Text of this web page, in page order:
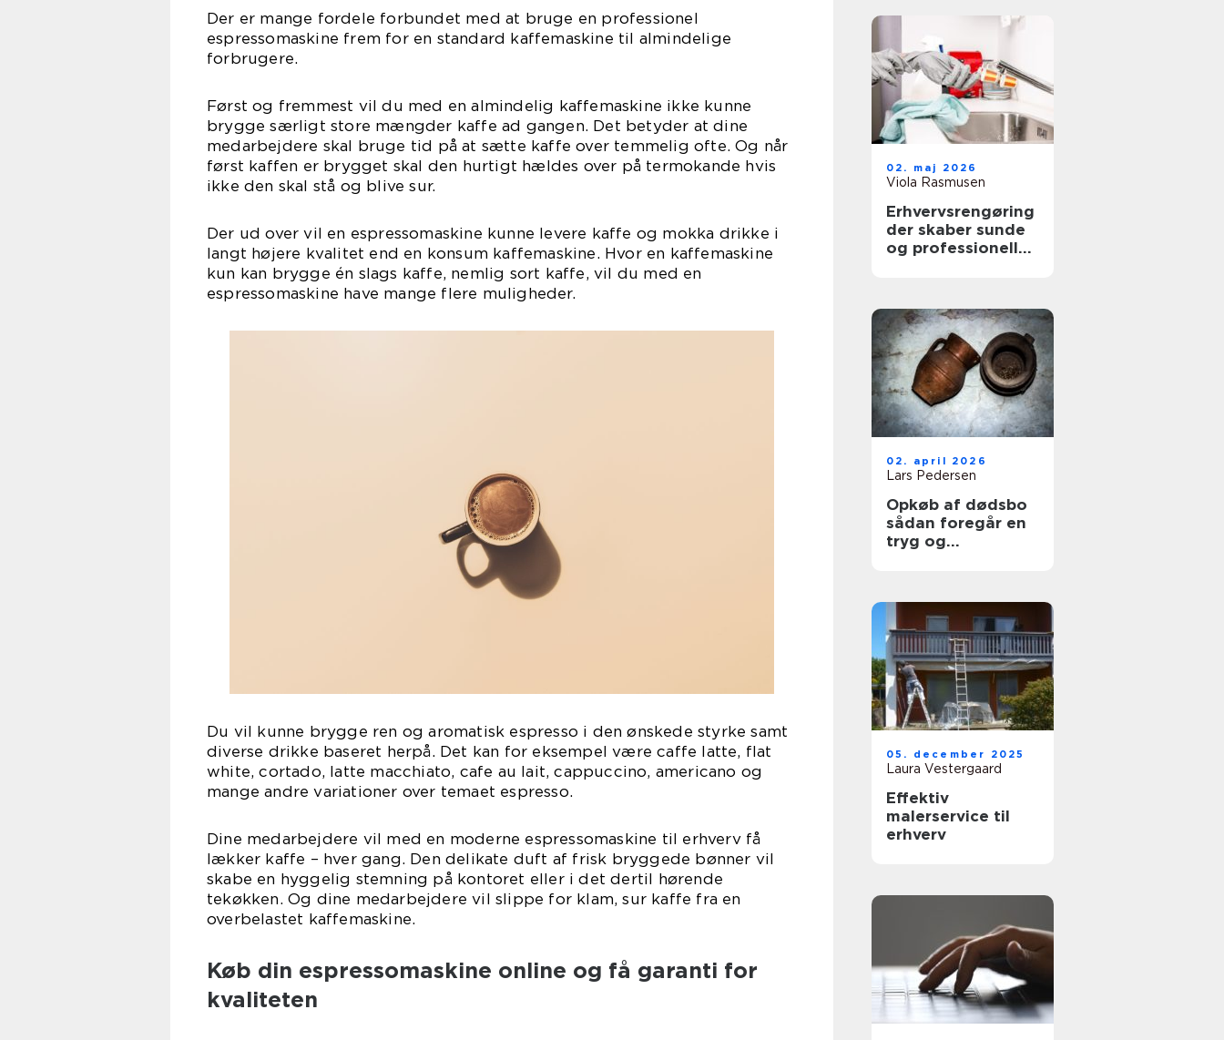
Der er mange fordele forbundet med at bruge en professionel
espressomaskine frem for en standard kaffemaskine til almindelige
forbrugere.
Først og fremmest vil du med en almindelig kaffemaskine ikke kunne
brygge særligt store mængder kaffe ad gangen. Det betyder at dine
medarbejdere skal bruge tid på at sætte kaffe over temmelig ofte. Og når
først kaffen er brygget skal den hurtigt hældes over på termokande hvis
ikke den skal stå og blive sur.
Der ud over vil en espressomaskine kunne levere kaffe og mokka drikke i
langt højere kvalitet end en konsum kaffemaskine. Hvor en kaffemaskine
kun kan brygge én slags kaffe, nemlig sort kaffe, vil du med en
espressomaskine have mange flere muligheder.
Du vil kunne brygge ren og aromatisk espresso i den ønskede styrke samt
diverse drikke baseret herpå. Det kan for eksempel være caffe latte, flat
white, cortado, latte macchiato, cafe au lait, cappuccino, americano og
mange andre variationer over temaet espresso.
Dine medarbejdere vil med en moderne espressomaskine til erhverv få
lækker kaffe – hver gang. Den delikate duft af frisk bryggede bønner vil
skabe en hyggelig stemning på kontoret eller i det dertil hørende
tekøkken. Og dine medarbejdere vil slippe for klam, sur kaffe fra en
overbelastet kaffemaskine.
Køb din espressomaskine online og få garanti for
kvaliteten
02. maj 2026
Viola Rasmusen
Erhvervsrengøring
der skaber sunde
og professionelle
02. april 2026
Lars Pedersen
Opkøb af dødsbo
sådan foregår en
tryg og
05. december 2025
Laura Vestergaard
Effektiv
malerservice til
erhverv